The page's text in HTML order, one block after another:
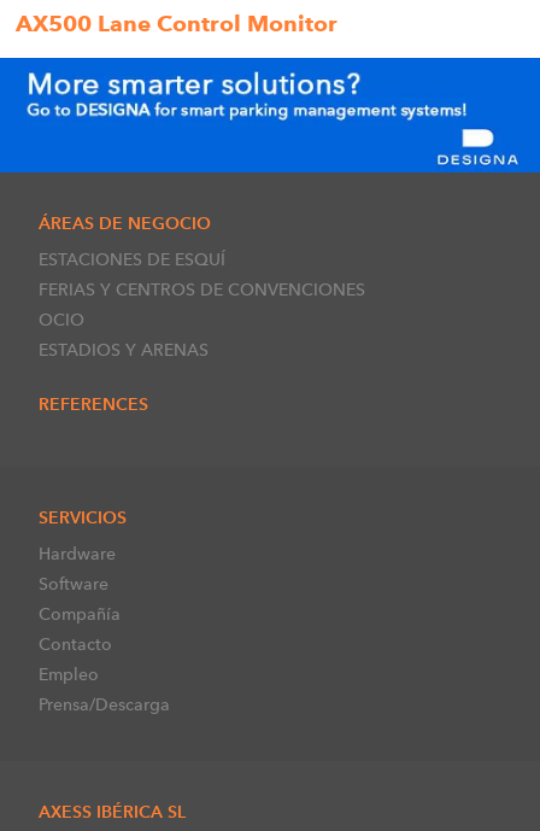
AX500 Lane Control Monitor
ÁREAS DE NEGOCIO
ESTACIONES DE ESQUÍ
FERIAS Y CENTROS DE CONVENCIONES
OCIO
ESTADIOS Y ARENAS
REFERENCES
SERVICIOS
Hardware
Software
Compañía
Contacto
Empleo
Prensa/Descarga
AXESS IBÉRICA SL